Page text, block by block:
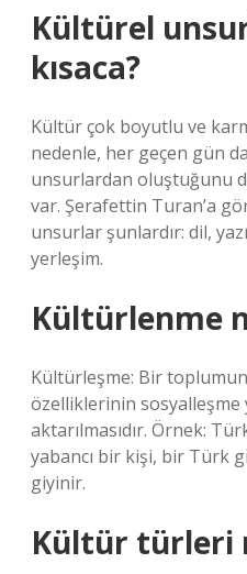
Kültürel
kısaca?
Kültür çok boyutlu ve
nedenle, her geçen gün
unsurlardan oluştuğunu
var. Şerafettin Turan’a
unsurlar şunlardır: dil,
yerleşim.
Kültürlenme
Kültürleşme: Bir
özelliklerinin sosyalleşme
aktarılmasıdır. Örnek:
yabancı bir kişi, bir Türk
giyinir.
Kültür türleri